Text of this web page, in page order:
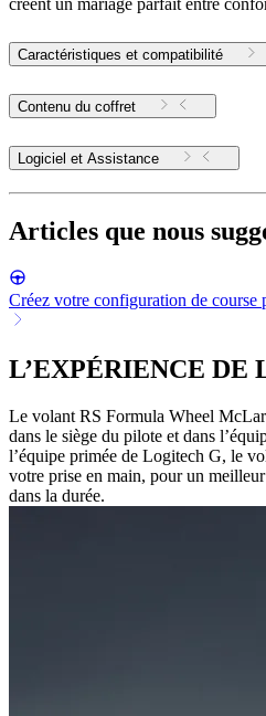
créent un mariage parfait entre
Caractéristiques et compatibilité
Contenu du coffret
Logiciel et Assistance
Articles que nous
Créez votre configuration de course
L’EXPÉRIENCE DE
Le volant RS Formula Wheel
dans le siège du pilote et dans
l’équipe primée de Logitech G, le
votre prise en main, pour un
dans la durée.